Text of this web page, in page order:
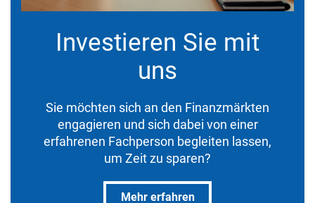
Investieren Sie mit
uns
Sie möchten sich an den Finanzmärkten
engagieren und sich dabei von einer
erfahrenen Fachperson begleiten lassen,
um Zeit zu sparen?
Mehr erfahren